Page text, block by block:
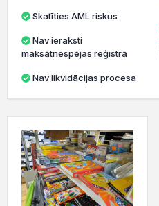
Skatīties AML riskus
maksātnespējas reģistrā
Nav likvidācijas procesa